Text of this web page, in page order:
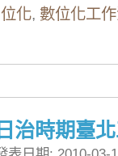
位化, 數位化工
日治時期臺